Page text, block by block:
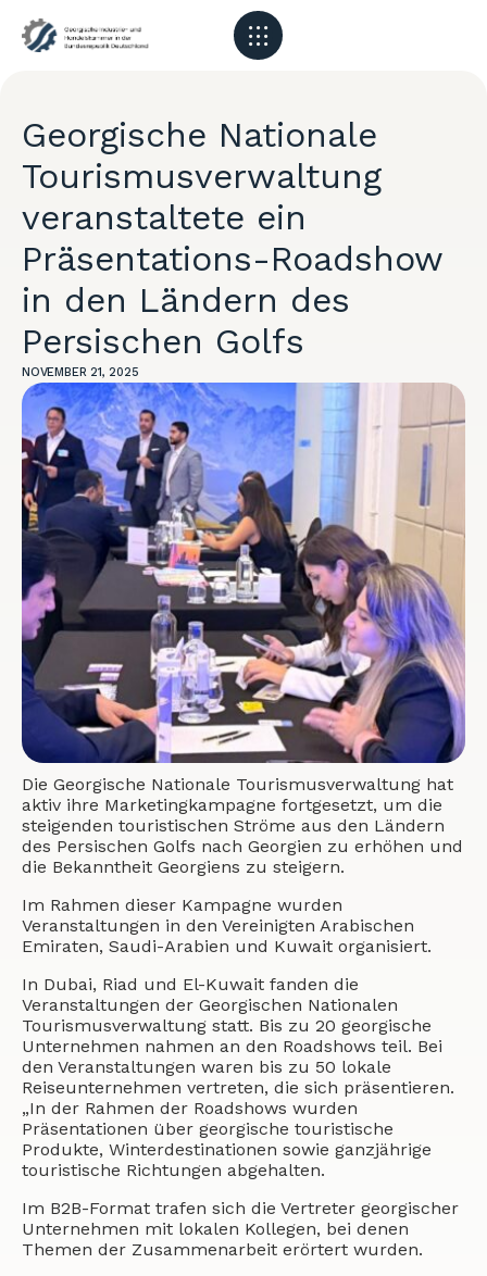
Georgische Nationale
Tourismusverwaltung
veranstaltete ein
Präsentations-Roadshow
in den Ländern des
Persischen Golfs
NOVEMBER 21, 2025
Die Georgische Nationale Tourismusverwaltung hat
aktiv ihre Marketingkampagne fortgesetzt, um die
steigenden touristischen Ströme aus den Ländern
des Persischen Golfs nach Georgien zu erhöhen und
die Bekanntheit Georgiens zu steigern.
Im Rahmen dieser Kampagne wurden
Veranstaltungen in den Vereinigten Arabischen
Emiraten, Saudi-Arabien und Kuwait organisiert.
In Dubai, Riad und El-Kuwait fanden die
Veranstaltungen der Georgischen Nationalen
Tourismusverwaltung statt. Bis zu 20 georgische
Unternehmen nahmen an den Roadshows teil. Bei
den Veranstaltungen waren bis zu 50 lokale
Reiseunternehmen vertreten, die sich präsentieren.
„In der Rahmen der Roadshows wurden
Präsentationen über georgische touristische
Produkte, Winterdestinationen sowie ganzjährige
touristische Richtungen abgehalten.
Im B2B-Format trafen sich die Vertreter georgischer
Unternehmen mit lokalen Kollegen, bei denen
Themen der Zusammenarbeit erörtert wurden.